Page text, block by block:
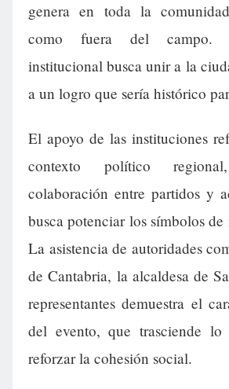
genera en toda la
como fuera del campo.
institucional busca unir a la
a un logro que sería histórico
El apoyo de las instituciones
contexto político
colaboración entre partidos y
busca potenciar los símbolos
La asistencia de autoridades
de Cantabria, la alcaldesa de
representantes demuestra el
del evento, que trasciende lo
reforzar la cohesión social.